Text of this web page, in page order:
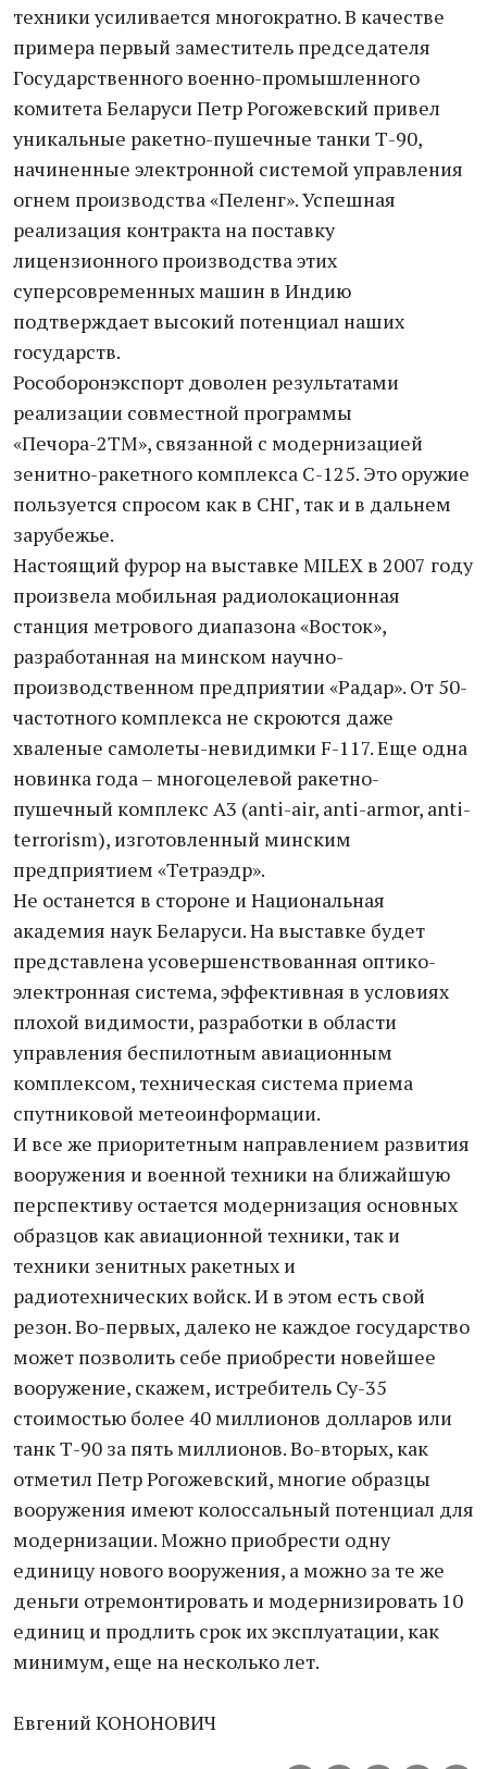
техники усиливается многократно. В качестве
примера первый заместитель председателя
Государственного военно-промышленного
комитета Беларуси Петр Рогожевский привел
уникальные ракетно-пушечные танки Т-90,
начиненные электронной системой управления
огнем производства «Пеленг». Успешная
реализация контракта на поставку
лицензионного производства этих
суперсовременных машин в Индию
подтверждает высокий потенциал наших
государств.
Рособоронэкспорт доволен результатами
реализации совместной программы
«Печора-2ТМ», связанной с модернизацией
зенитно-ракетного комплекса С-125. Это оружие
пользуется спросом как в СНГ, так и в дальнем
зарубежье.
Настоящий фурор на выставке MILEX в 2007 году
произвела мобильная радиолокационная
станция метрового диапазона «Восток»,
разработанная на минском научно-
производственном предприятии «Радар». От 50-
частотного комплекса не скроются даже
хваленые самолеты-невидимки F-117. Еще одна
новинка года – многоцелевой ракетно-
пушечный комплекс А3 (anti-air, anti-armor, anti-
terrorism), изготовленный минским
предприятием «Тетраэдр».
Не останется в стороне и Национальная
академия наук Беларуси. На выставке будет
представлена усовершенствованная оптико-
электронная система, эффективная в условиях
плохой видимости, разработки в области
управления беспилотным авиационным
комплексом, техническая система приема
спутниковой метеоинформации.
И все же приоритетным направлением развития
вооружения и военной техники на ближайшую
перспективу остается модернизация основных
образцов как авиационной техники, так и
техники зенитных ракетных и
радиотехнических войск. И в этом есть свой
резон. Во-первых, далеко не каждое государство
может позволить себе приобрести новейшее
вооружение, скажем, истребитель Су-35
стоимостью более 40 миллионов долларов или
танк Т-90 за пять миллионов. Во-вторых, как
отметил Петр Рогожевский, многие образцы
вооружения имеют колоссальный потенциал для
модернизации. Можно приобрести одну
единицу нового вооружения, а можно за те же
деньги отремонтировать и модернизировать 10
единиц и продлить срок их эксплуатации, как
минимум, еще на несколько лет.
Евгений КОНОНОВИЧ